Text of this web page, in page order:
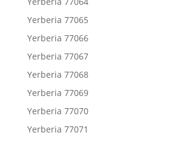
Yerberia 77065
Yerberia 77066
Yerberia 77067
Yerberia 77068
Yerberia 77069
Yerberia 77070
Yerberia 77071